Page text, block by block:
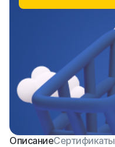
ОписаниеСертификаты